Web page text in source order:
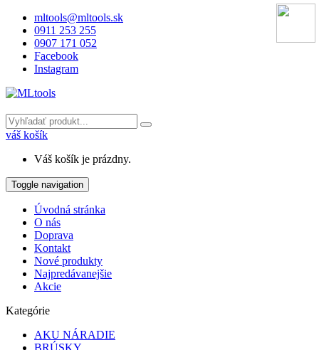
mltools@mltools.sk
0911 253 255
0907 171 052
Facebook
Instagram
váš košík
Váš košík je prázdny.
Toggle navigation
Úvodná stránka
O nás
Doprava
Kontakt
Nové produkty
Najpredávanejšie
Akcie
Kategórie
AKU NÁRADIE
BRÚSKY